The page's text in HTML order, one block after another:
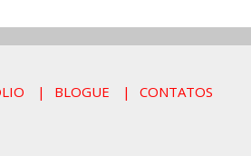
BLOGUE CONTATOS